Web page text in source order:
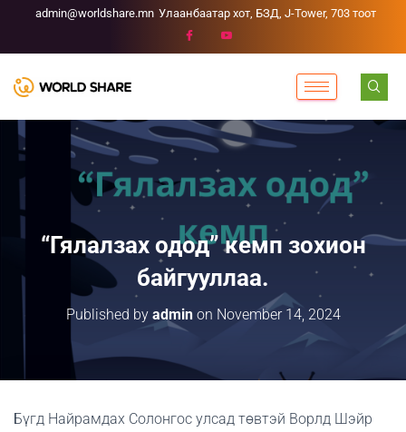
admin@worldshare.mn Улаанбаатар хот, БЗД, J-Tower, 703 тоот
“Гялалзах одод” кемп зохион
байгууллаа.
Published by adminon November 14, 2024
Бүгд Найрамдах Солонгос улсад төвтэй Ворлд Шэйр